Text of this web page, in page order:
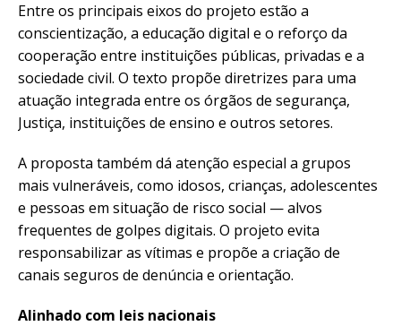
Entre os principais eixos do projeto estão a
conscientização, a educação digital e o reforço da
cooperação entre instituições públicas, privadas e a
sociedade civil. O texto propõe diretrizes para uma
atuação integrada entre os órgãos de segurança,
Justiça, instituições de ensino e outros setores.
A proposta também dá atenção especial a grupos
mais vulneráveis, como idosos, crianças, adolescentes
e pessoas em situação de risco social — alvos
frequentes de golpes digitais. O projeto evita
responsabilizar as vítimas e propõe a criação de
canais seguros de denúncia e orientação.
Alinhado com leis nacionais